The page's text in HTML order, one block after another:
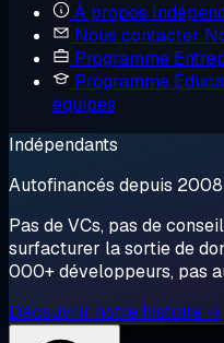
À propos
Nous contacter
Programme
Programme
équipes
Indépendants
Autofinancés depuis 2008
Pas de VCs, pas de
surfacturer la sortie de
000+ développeurs, pas
Découvrir notre histoire →